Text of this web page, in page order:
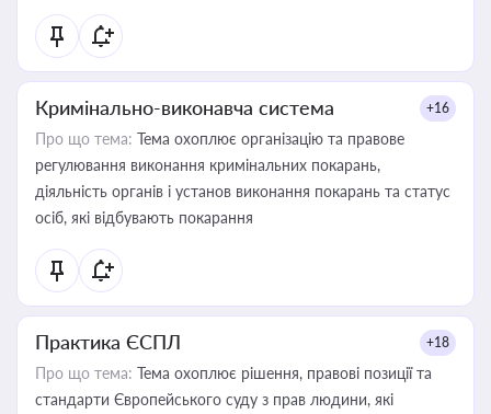
Кримінально-виконавча система +16
Про що тема: Тема охоплює організацію та правове
регулювання виконання кримінальних покарань,
діяльність органів і установ виконання покарань та статус
осіб, які відбувають покарання
Практика ЄСПЛ +18
Про що тема: Тема охоплює рішення, правові позиції та
стандарти Європейського суду з прав людини, які